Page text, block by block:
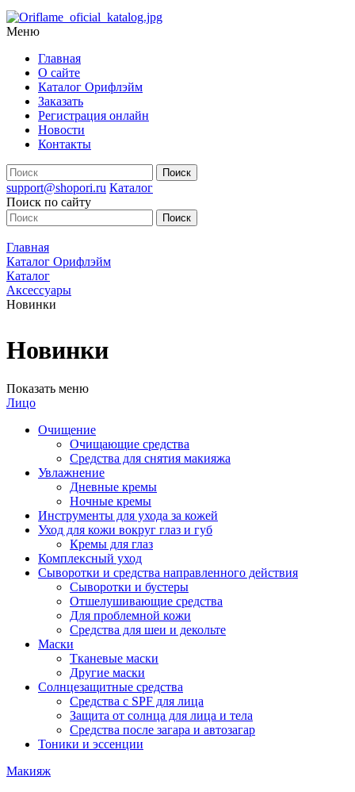
Меню
Главная
О сайте
Каталог Орифлэйм
Заказать
Регистрация онлайн
Новости
Контакты
support@shopori.ru Каталог
Поиск по сайту
Главная
Каталог Орифлэйм
Каталог
Аксессуары
Новинки
Новинки
Показать меню
Лицо
Очищение
Очищающие средства
Средства для снятия макияжа
Увлажнение
Дневные кремы
Ночные кремы
Инструменты для ухода за кожей
Уход для кожи вокруг глаз и губ
Кремы для глаз
Комплексный уход
Сыворотки и средства направленного действия
Сыворотки и бустеры
Отшелушивающие средства
Для проблемной кожи
Средства для шеи и декольте
Маски
Тканевые маски
Другие маски
Солнцезащитные средства
Средства с SPF для лица
Защита от солнца для лица и тела
Средства после загара и автозагар
Тоники и эссенции
Макияж